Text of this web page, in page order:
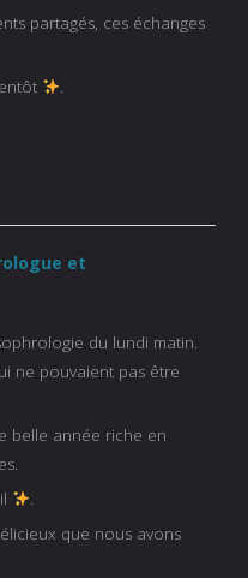
partagés, ces échanges
.
et
du lundi matin.
ne pouvaient pas être
belle année riche en
.
que nous avons